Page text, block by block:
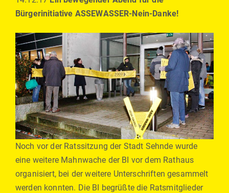
Bürgerinitiative ASSEWASSER-Nein-Danke!
Noch vor der Ratssitzung der Stadt Sehnde wurde
eine weitere Mahnwache der BI vor dem Rathaus
organisiert, bei der weitere Unterschriften gesammelt
werden konnten. Die BI begrüßte die Ratsmitglieder